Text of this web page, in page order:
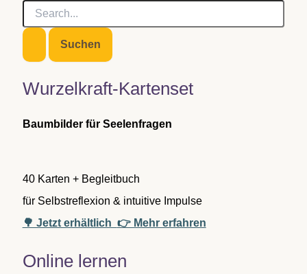
S
c
e
n
h
Wurzelkraft-Kartenset
Baumbilder für Seelenfragen
40 Karten + Begleitbuch
für Selbstreflexion & intuitive Impulse
🌳 Jetzt erhältlich 👉 Mehr erfahren
Online lernen